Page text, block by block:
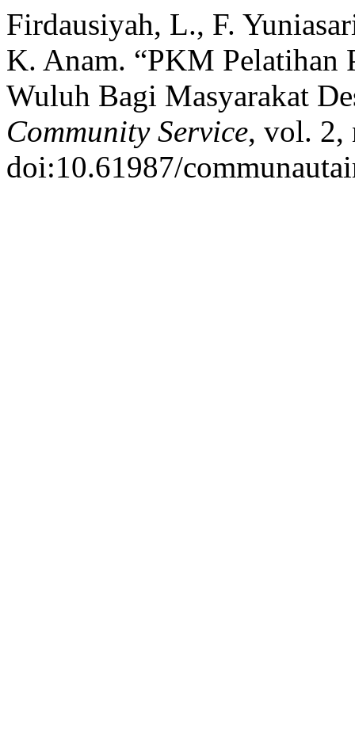
Firdausiyah, L., F.
K. Anam. “PKM Pelatihan
Wuluh Bagi Masyarakat
Community Service, vol. 2,
doi:10.61987/